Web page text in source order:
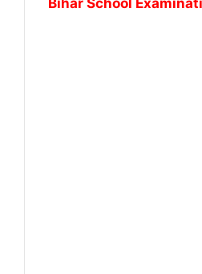
Bihar School